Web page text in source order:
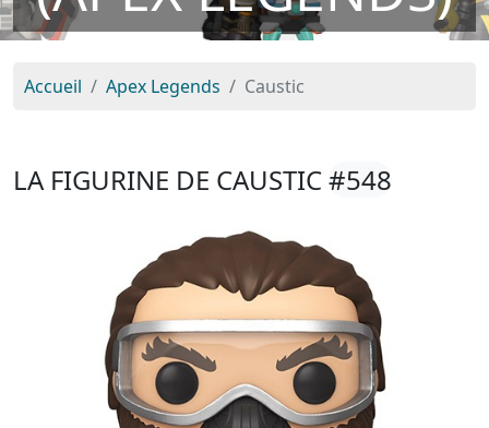
Accueil Apex Legends Caustic
LA FIGURINE DE CAUSTIC#548